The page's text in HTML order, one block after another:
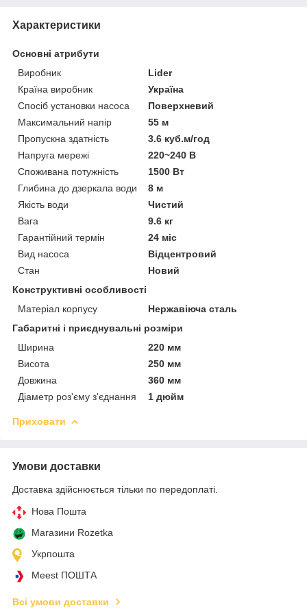
Характеристики
Основні атрибути
Виробник
Lider
Країна виробник
Україна
Спосіб установки насоса
Поверхневий
Максимальний напір
55 м
Пропускна здатність
3.6 куб.м/год
Напруга мережі
220~240 В
Споживана потужність
1500 Вт
Глибина до дзеркала води
8 м
Якість води
Чистий
Вага
9.6 кг
Гарантійний термін
24 міс
Вид насоса
Відцентровий
Стан
Новий
Конструктивні особливості
Матеріал корпусу
Нержавіюча сталь
Габаритні і приєднувальні розміри
Ширина
220 мм
Висота
250 мм
Довжина
360 мм
Діаметр роз'єму з'єднання
1 дюйм
Приховати
Умови доставки
Доставка здійснюється тільки по передоплаті.
Нова Пошта
Магазини Rozetka
Укрпошта
Meest ПОШТА
Всі умови доставки